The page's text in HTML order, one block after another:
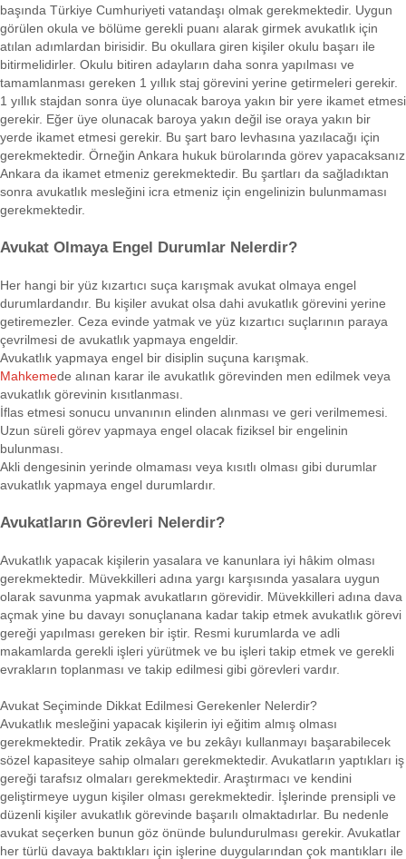
başında Türkiye Cumhuriyeti vatandaşı olmak gerekmektedir. Uygun
görülen okula ve bölüme gerekli puanı alarak girmek avukatlık için
atılan adımlardan birisidir. Bu okullara giren kişiler okulu başarı ile
bitirmelidirler. Okulu bitiren adayların daha sonra yapılması ve
tamamlanması gereken 1 yıllık staj görevini yerine getirmeleri gerekir.
1 yıllık stajdan sonra üye olunacak baroya yakın bir yere ikamet etmesi
gerekir. Eğer üye olunacak baroya yakın değil ise oraya yakın bir
yerde ikamet etmesi gerekir. Bu şart baro levhasına yazılacağı için
gerekmektedir. Örneğin Ankara hukuk bürolarında görev yapacaksanız
Ankara da ikamet etmeniz gerekmektedir. Bu şartları da sağladıktan
sonra avukatlık mesleğini icra etmeniz için engelinizin bulunmaması
gerekmektedir.
Avukat Olmaya Engel Durumlar Nelerdir?
Her hangi bir yüz kızartıcı suça karışmak avukat olmaya engel
durumlardandır. Bu kişiler avukat olsa dahi avukatlık görevini yerine
getiremezler. Ceza evinde yatmak ve yüz kızartıcı suçlarının paraya
çevrilmesi de avukatlık yapmaya engeldir.
Avukatlık yapmaya engel bir disiplin suçuna karışmak.
Mahkemede alınan karar ile avukatlık görevinden men edilmek veya
avukatlık görevinin kısıtlanması.
İflas etmesi sonucu unvanının elinden alınması ve geri verilmemesi.
Uzun süreli görev yapmaya engel olacak fiziksel bir engelinin
bulunması.
Akli dengesinin yerinde olmaması veya kısıtlı olması gibi durumlar
avukatlık yapmaya engel durumlardır.
Avukatların Görevleri Nelerdir?
Avukatlık yapacak kişilerin yasalara ve kanunlara iyi hâkim olması
gerekmektedir. Müvekkilleri adına yargı karşısında yasalara uygun
olarak savunma yapmak avukatların görevidir. Müvekkilleri adına dava
açmak yine bu davayı sonuçlanana kadar takip etmek avukatlık görevi
gereği yapılması gereken bir iştir. Resmi kurumlarda ve adli
makamlarda gerekli işleri yürütmek ve bu işleri takip etmek ve gerekli
evrakların toplanması ve takip edilmesi gibi görevleri vardır.
Avukat Seçiminde Dikkat Edilmesi Gerekenler Nelerdir?
Avukatlık mesleğini yapacak kişilerin iyi eğitim almış olması
gerekmektedir. Pratik zekâya ve bu zekâyı kullanmayı başarabilecek
sözel kapasiteye sahip olmaları gerekmektedir. Avukatların yaptıkları iş
gereği tarafsız olmaları gerekmektedir. Araştırmacı ve kendini
geliştirmeye uygun kişiler olması gerekmektedir. İşlerinde prensipli ve
düzenli kişiler avukatlık görevinde başarılı olmaktadırlar. Bu nedenle
avukat seçerken bunun göz önünde bulundurulması gerekir. Avukatlar
her türlü davaya baktıkları için işlerine duygularından çok mantıkları ile